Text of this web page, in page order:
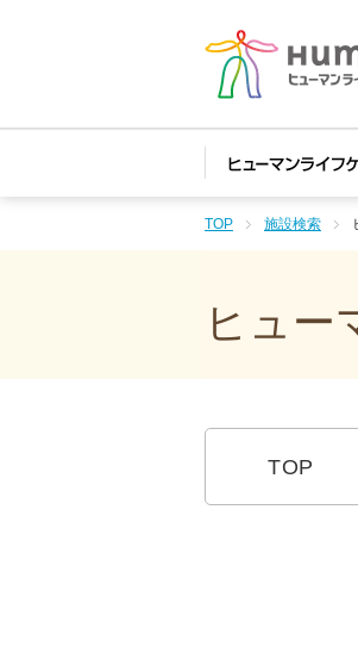
TOP 施設検索
ヒュー
TOP